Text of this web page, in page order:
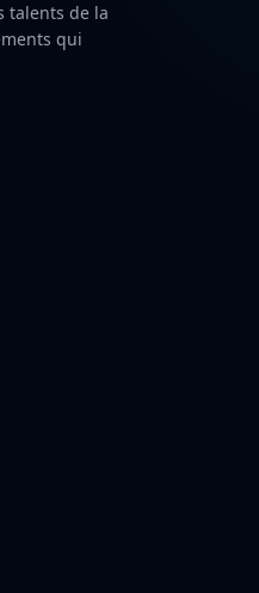
talents de la
qui